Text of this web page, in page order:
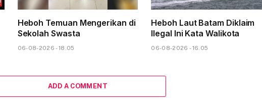
Heboh Temuan Mengerikan di
Sekolah Swasta
06-08-2026 - 18.05
Heboh Laut Batam Diklaim
Ilegal Ini Kata Walikota
06-08-2026 - 16.05
ADD A COMMENT